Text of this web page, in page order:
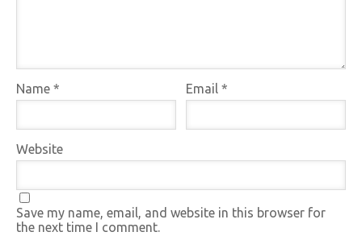
Name * Email*
Website
Save my name, email, and website in this browser for
the next time I comment.